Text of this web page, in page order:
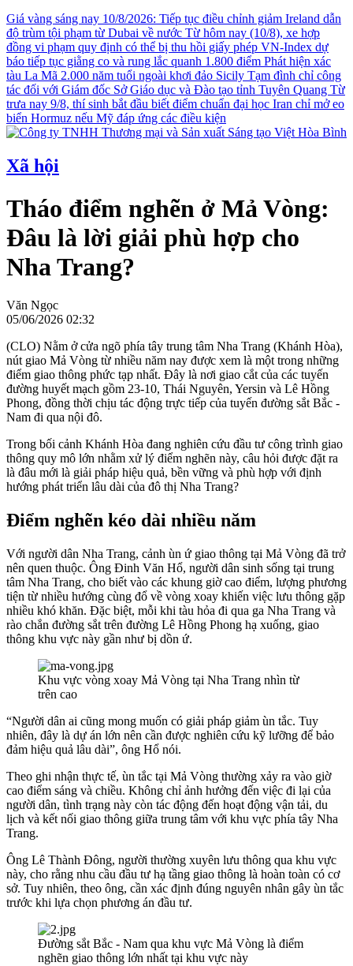
Giá vàng sáng nay 10/8/2026: Tiếp tục điều chỉnh giảm Ireland dẫn
độ trùm tội phạm từ Dubai về nước Từ hôm nay (10/8), xe hợp
đồng vi phạm quy định có thể bị thu hồi giấy phép VN-Index dự
báo tiếp tục giằng co và rung lắc quanh 1.800 điểm Phát hiện xác
tàu La Mã 2.000 năm tuổi ngoài khơi đảo Sicily Tạm đình chỉ công
tác đối với Giám đốc Sở Giáo dục và Đào tạo tỉnh Tuyên Quang Từ
trưa nay 9/8, thí sinh bắt đầu biết điểm chuẩn đại học Iran chỉ mở eo
biển Hormuz nếu Mỹ đáp ứng các điều kiện
Xã hội
Tháo điểm nghẽn ở Mả Vòng:
Đâu là lời giải phù hợp cho
Nha Trang?
Văn Ngọc
05/06/2026 02:32
(CLO) Nằm ở cửa ngõ phía tây trung tâm Nha Trang (Khánh Hòa),
nút giao Mả Vòng từ nhiều năm nay được xem là một trong những
điểm giao thông phức tạp nhất. Đây là nơi giao cắt của các tuyến
đường huyết mạch gồm 23-10, Thái Nguyên, Yersin và Lê Hồng
Phong, đồng thời chịu tác động trực tiếp của tuyến đường sắt Bắc -
Nam đi qua nội đô.
Trong bối cảnh Khánh Hòa đang nghiên cứu đầu tư công trình giao
thông quy mô lớn nhằm xử lý điểm nghẽn này, câu hỏi được đặt ra
là đâu mới là giải pháp hiệu quả, bền vững và phù hợp với định
hướng phát triển lâu dài của đô thị Nha Trang?
Điểm nghẽn kéo dài nhiều năm
Với người dân Nha Trang, cảnh ùn ứ giao thông tại Mả Vòng đã trở
nên quen thuộc. Ông Đinh Văn Hổ, người dân sinh sống tại trung
tâm Nha Trang, cho biết vào các khung giờ cao điểm, lượng phương
tiện từ nhiều hướng cùng đổ về vòng xoay khiến việc lưu thông gặp
nhiều khó khăn. Đặc biệt, mỗi khi tàu hỏa đi qua ga Nha Trang và
rào chắn đường sắt trên đường Lê Hồng Phong hạ xuống, giao
thông khu vực này gần như bị dồn ứ.
Khu vực vòng xoay Mả Vòng tại Nha Trang nhìn từ
trên cao
“Người dân ai cũng mong muốn có giải pháp giảm ùn tắc. Tuy
nhiên, đây là dự án lớn nên cần được nghiên cứu kỹ lưỡng để bảo
đảm hiệu quả lâu dài”, ông Hổ nói.
Theo ghi nhận thực tế, ùn tắc tại Mả Vòng thường xảy ra vào giờ
cao điểm sáng và chiều. Không chỉ ảnh hưởng đến việc đi lại của
người dân, tình trạng này còn tác động đến hoạt động vận tải, du
lịch và kết nối giao thông giữa trung tâm với khu vực phía tây Nha
Trang.
Ông Lê Thành Đông, người thường xuyên lưu thông qua khu vực
này, cho rằng nhu cầu đầu tư hạ tầng giao thông là hoàn toàn có cơ
sở. Tuy nhiên, theo ông, cần xác định đúng nguyên nhân gây ùn tắc
trước khi lựa chọn phương án đầu tư.
Đường sắt Bắc - Nam qua khu vực Mả Vòng là điểm
nghẽn giao thông lớn nhất tại khu vực này